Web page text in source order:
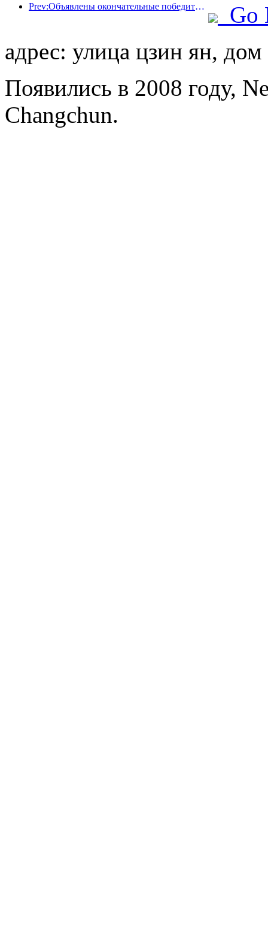
Prev:Объявлены окончательные победители шести главных премий: более ста отелей и компаний получили ежегодные награды!
Go
адрес: улица цзин ян,
Появились в 2008 году,
Changchun.